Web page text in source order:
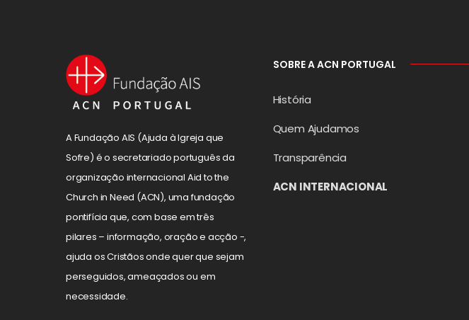
A Fundação AIS (Ajuda à Igreja que
Sofre) é o secretariado português da
organização internacional Aid to the
Church in Need (ACN), uma fundação
pontifícia que, com base em três
pilares – informação, oração e acção -,
ajuda os Cristãos onde quer que sejam
perseguidos, ameaçados ou em
necessidade.
SOBRE A ACN PORTUGAL
História
Quem Ajudamos
Transparência
ACN INTERNACIONAL